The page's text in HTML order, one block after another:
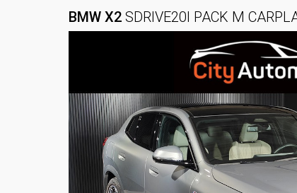
BMW X2 SDRIVE20I PACK M